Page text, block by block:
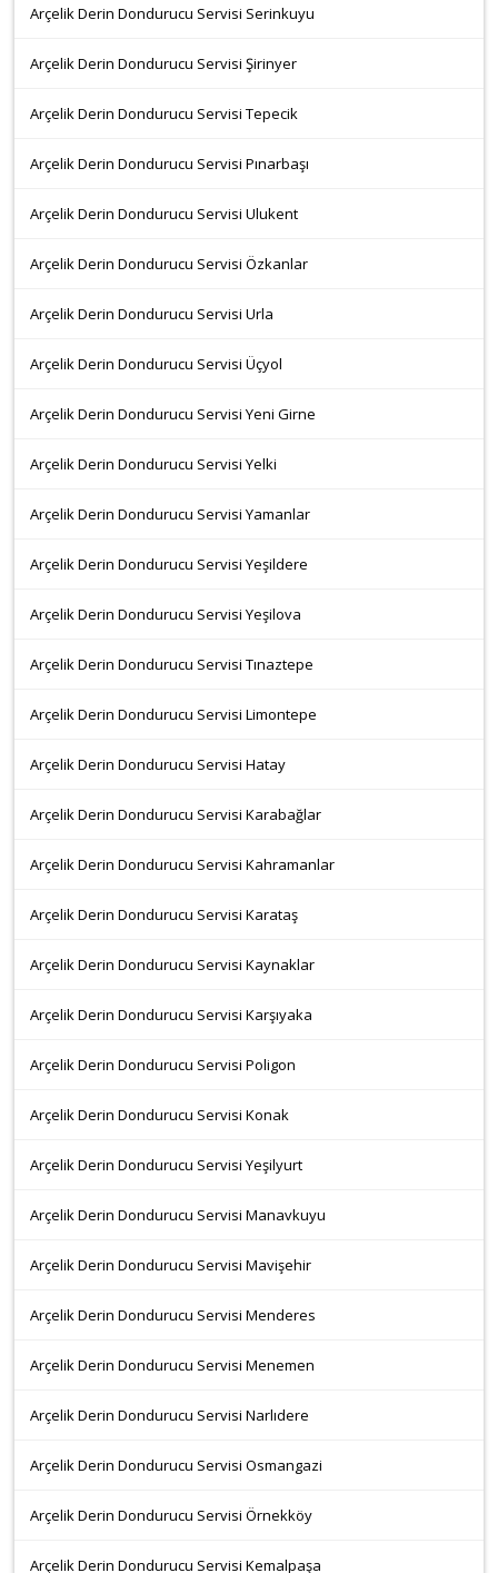
Arçelik Derin Dondurucu Servisi Serinkuyu
Arçelik Derin Dondurucu Servisi Şirinyer
Arçelik Derin Dondurucu Servisi Tepecik
Arçelik Derin Dondurucu Servisi Pınarbaşı
Arçelik Derin Dondurucu Servisi Ulukent
Arçelik Derin Dondurucu Servisi Özkanlar
Arçelik Derin Dondurucu Servisi Urla
Arçelik Derin Dondurucu Servisi Üçyol
Arçelik Derin Dondurucu Servisi Yeni Girne
Arçelik Derin Dondurucu Servisi Yelki
Arçelik Derin Dondurucu Servisi Yamanlar
Arçelik Derin Dondurucu Servisi Yeşildere
Arçelik Derin Dondurucu Servisi Yeşilova
Arçelik Derin Dondurucu Servisi Tınaztepe
Arçelik Derin Dondurucu Servisi Limontepe
Arçelik Derin Dondurucu Servisi Hatay
Arçelik Derin Dondurucu Servisi Karabağlar
Arçelik Derin Dondurucu Servisi Kahramanlar
Arçelik Derin Dondurucu Servisi Karataş
Arçelik Derin Dondurucu Servisi Kaynaklar
Arçelik Derin Dondurucu Servisi Karşıyaka
Arçelik Derin Dondurucu Servisi Poligon
Arçelik Derin Dondurucu Servisi Konak
Arçelik Derin Dondurucu Servisi Yeşilyurt
Arçelik Derin Dondurucu Servisi Manavkuyu
Arçelik Derin Dondurucu Servisi Mavişehir
Arçelik Derin Dondurucu Servisi Menderes
Arçelik Derin Dondurucu Servisi Menemen
Arçelik Derin Dondurucu Servisi Narlıdere
Arçelik Derin Dondurucu Servisi Osmangazi
Arçelik Derin Dondurucu Servisi Örnekköy
Arçelik Derin Dondurucu Servisi Kemalpaşa